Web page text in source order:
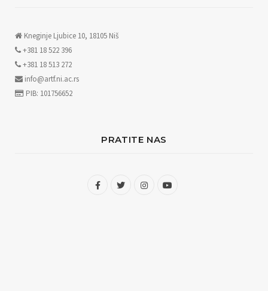
Kneginje Ljubice 10, 18105 Niš
+381 18 522 396
+381 18 513 272
info@artf.ni.ac.rs
PIB: 101756652
PRATITE NAS
F
T
I